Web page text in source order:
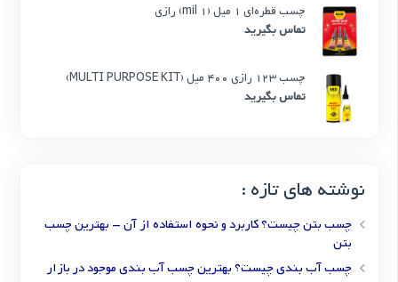
چسب قطره‌ای 1 میل (1 mil) رازی
تماس بگیرید
چسب 123 رازی 400 میل (MULTI PURPOSE KIT)
تماس بگیرید
نوشته های تازه :
چسب بتن چیست؟ کاربرد و نحوه استفاده از آن – بهترین چسب
بتن
چسب آب بندی چیست؟ بهترین چسب آب بندی موجود در بازار